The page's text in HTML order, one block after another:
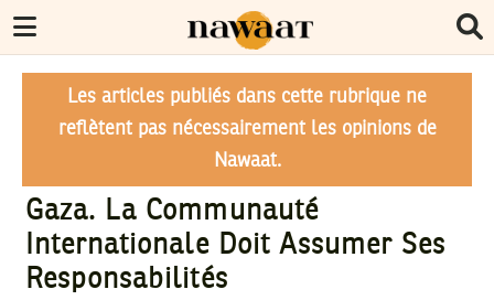
Les articles publiés dans cette rubrique ne
reflètent pas nécessairement les opinions de
Nawaat.
Gaza. La Communauté
Internationale Doit Assumer Ses
Responsabilités